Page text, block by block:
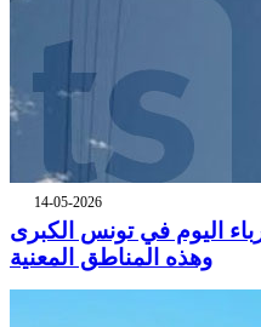
14-05-2026
اليوم في تونس الكبرى
وهذه المناطق المعنية